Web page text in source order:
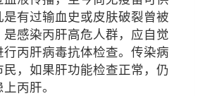
有过输血史或皮肤破裂曾被
感染丙肝高危人群，应自觉
丙肝病毒抗体检查。传染病
，如果肝功能检查正常，仍
丙肝。